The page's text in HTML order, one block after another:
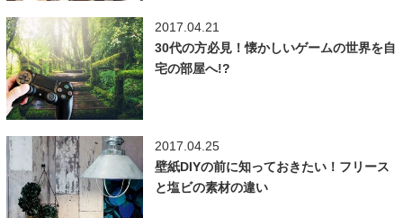
2017.04.21
30代の方必見！懐かしいゲームの世界を自
宅の部屋へ!?
2017.04.25
壁紙DIYの前に知っておきたい！フリース
と塩ビの素材の違い